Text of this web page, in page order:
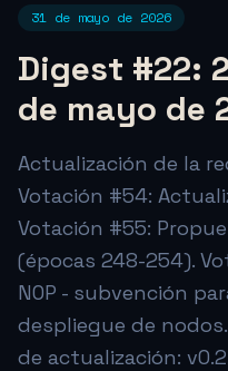
31 de mayo de 2026
Digest #22:
de mayo de
Actualización de la
Votación #54:
Votación #55:
(épocas 248-254).
NOP - subvención
despliegue de
de actualización: